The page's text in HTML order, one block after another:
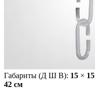
Габариты (Д Ш В): 15 × 15
42 cм